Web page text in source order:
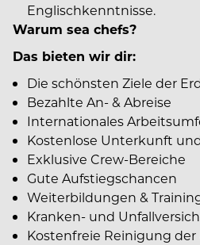
Englischkenntnisse.
Warum sea chefs?
Das bieten wir dir:
Die schönsten Ziele der
Bezahlte An- & Abreise
Internationales
Kostenlose Unterkunft
Exklusive Crew-Bereiche
Gute Aufstiegschancen
Weiterbildungen &
Kranken- und
Kostenfreie Reinigung der